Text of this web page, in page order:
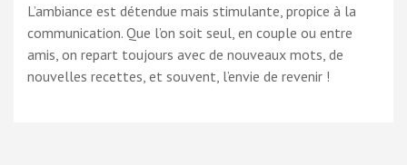
L’ambiance est détendue mais stimulante, propice à la
communication. Que l’on soit seul, en couple ou entre
amis, on repart toujours avec de nouveaux mots, de
nouvelles recettes, et souvent, l’envie de revenir !